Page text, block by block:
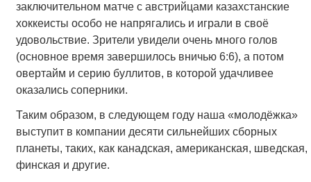
заключительном матче с австрийцами казахстанские
хоккеисты особо не напрягались и играли в своё
удовольствие. Зрители увидели очень много голов
(основное время завершилось вничью 6:6), а потом
овертайм и серию буллитов, в которой удачливее
оказались соперники.
Таким образом, в следующем году наша «молодёжка»
выступит в компании десяти сильнейших сборных
планеты, таких, как канадская, американская, шведская,
финская и другие.